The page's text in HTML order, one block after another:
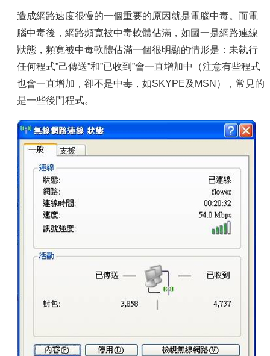
資
安
專
區
聯
絡
我
們
造成網路速度很慢的一個重要的原因就是電腦中毒。而電
腦中毒後，網路頻寛被中毒軟體佔滿，如圖一是網路連線
狀態，頻寛被中毒軟體佔滿一個很明顯的情形是：未執行
任何程式”己傳送”和”已收到”會一直增加中（注意有些程式
也會一直增加，卻不是中毒，如SKYPE及MSN），常見的
是一些後門程式。